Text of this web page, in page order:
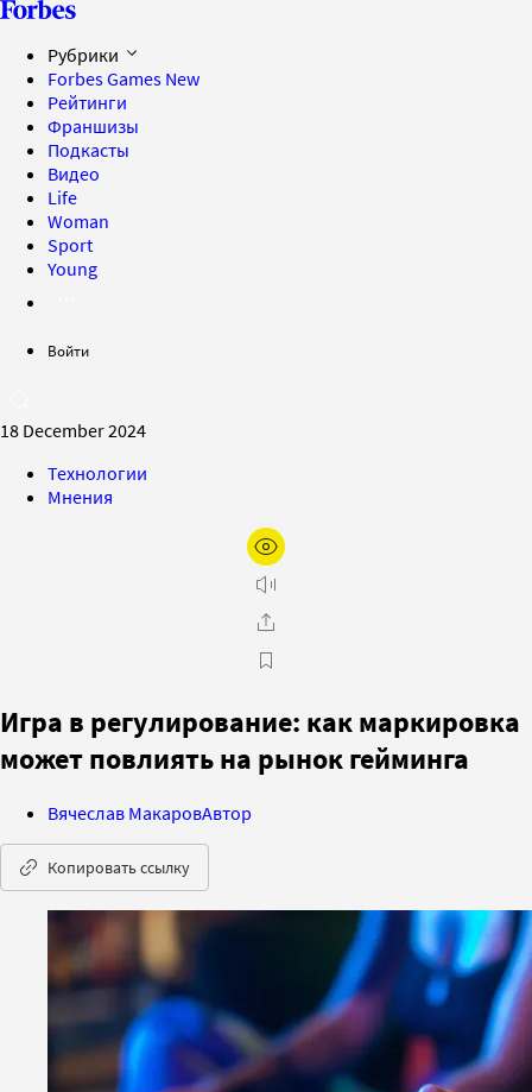
Рубрики
Forbes Games New
Рейтинги
Франшизы
Подкасты
Видео
Life
Woman
Sport
Young
Войти
18 December 2024
Технологии
Мнения
Игра в регулирование: как маркировка
может повлиять на рынок гейминга
Вячеслав МакаровАвтор
Копировать ссылку